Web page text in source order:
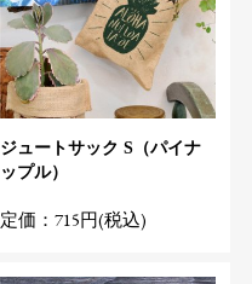
ジュートサック S（パイナ
ップル）
定価：715円(税込)